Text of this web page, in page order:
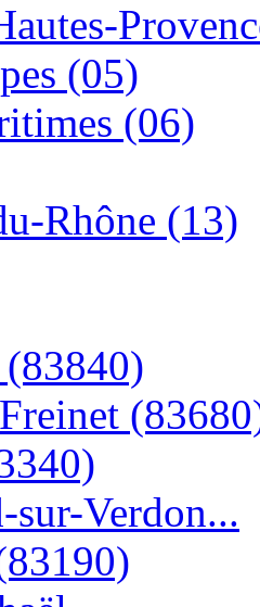
(05)
(06)
Rhône (13)
sur-Verdon...